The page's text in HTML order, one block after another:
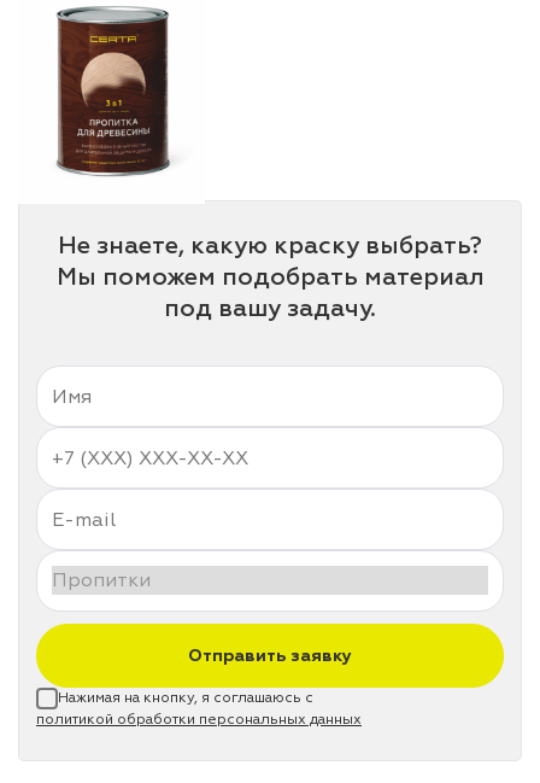
Не знаете, какую краску выбрать?
Мы поможем подобрать материал
под вашу задачу.
Отправить заявку
Нажимая на кнопку, я соглашаюсь с
политикой обработки персональных данных